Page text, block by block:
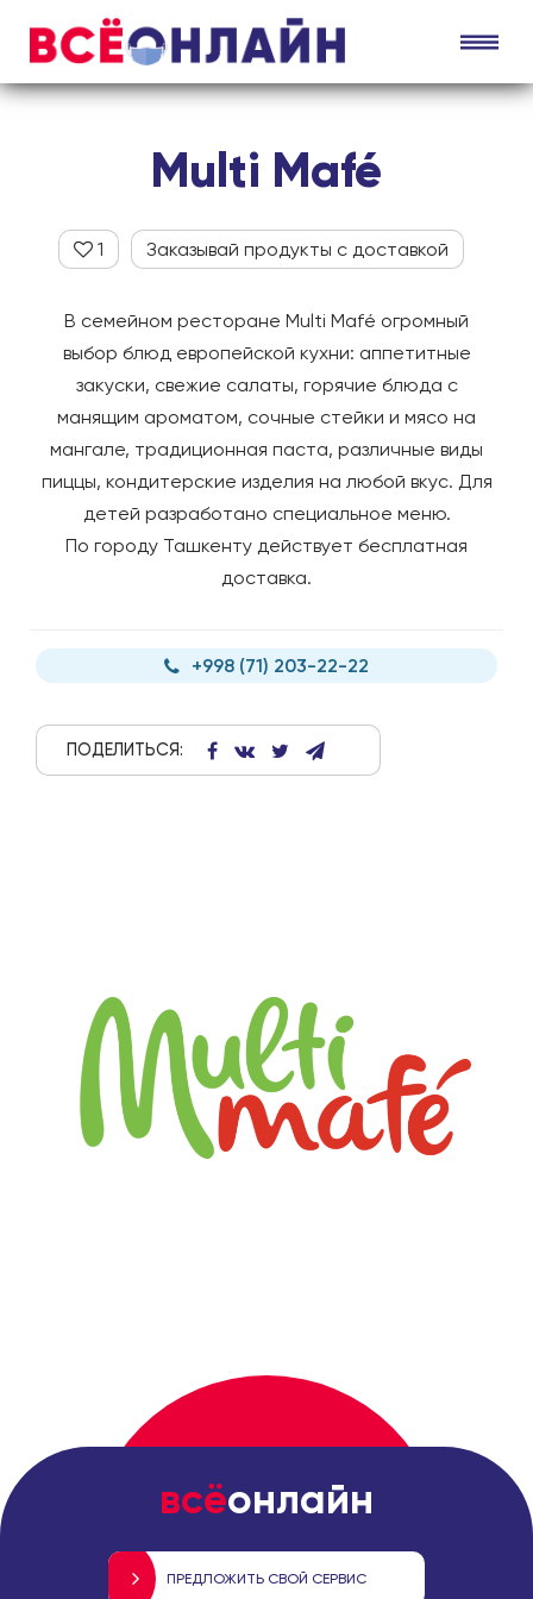
Multi Mafé
1 Заказывай продукты с доставкой
В семейном ресторане Multi Mafé огромный
выбор блюд европейской кухни: аппетитные
закуски, свежие салаты, горячие блюда с
манящим ароматом, сочные стейки и мясо на
мангале, традиционная паста, различные виды
пиццы, кондитерские изделия на любой вкус. Для
детей разработано специальное меню.
По городу Ташкенту действует бесплатная
доставка.
+998 (71) 203-22-22
ПОДЕЛИТЬСЯ:
всёонлайн
ПРЕДЛОЖИТЬ СВОЙ СЕРВИС